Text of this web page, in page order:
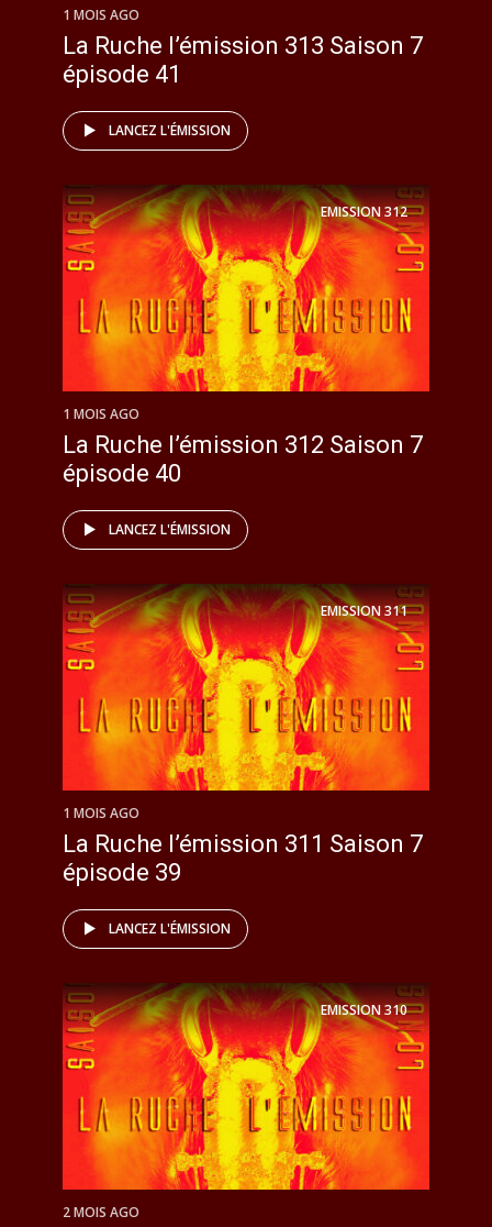
1 MOIS AGO
La Ruche l’émission 313 Saison 7
épisode 41
LANCEZ L'ÉMISSION
EMISSION312
1 MOIS AGO
La Ruche l’émission 312 Saison 7
épisode 40
LANCEZ L'ÉMISSION
EMISSION311
1 MOIS AGO
La Ruche l’émission 311 Saison 7
épisode 39
LANCEZ L'ÉMISSION
EMISSION310
2 MOIS AGO